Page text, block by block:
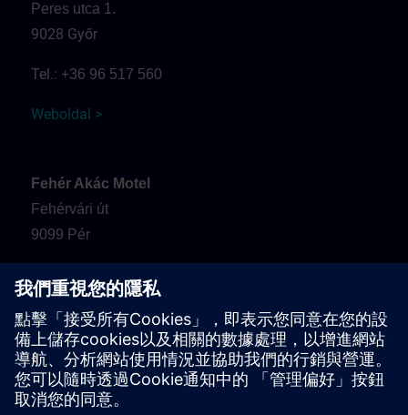
Peres utca 1.
9028 Győr
Tel.: +36 96 517 560
Weboldal >
Fehér Akác Motel
Fehérvári út
9099 Pér
Weboldal >
Érkezés és parkolás